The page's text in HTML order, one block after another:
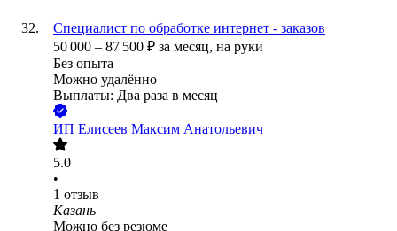
Специалист по обработке интернет - заказов
50 000 – 87 500 ₽ за месяц, на руки
Без опыта
Можно удалённо
Выплаты: Два раза в месяц
ИП Елисеев Максим Анатольевич
5.0
•
1 отзыв
Казань
Можно без резюме